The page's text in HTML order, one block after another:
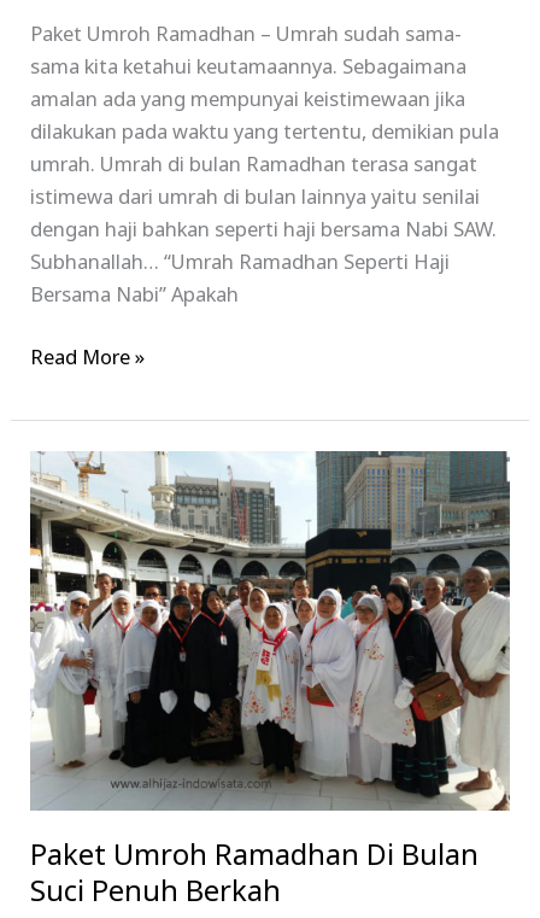
Paket Umroh Ramadhan – Umrah sudah sama-
sama kita ketahui keutamaannya. Sebagaimana
amalan ada yang mempunyai keistimewaan jika
dilakukan pada waktu yang tertentu, demikian pula
umrah. Umrah di bulan Ramadhan terasa sangat
istimewa dari umrah di bulan lainnya yaitu senilai
dengan haji bahkan seperti haji bersama Nabi SAW.
Subhanallah… “Umrah Ramadhan Seperti Haji
Bersama Nabi” Apakah
Read More »
Paket Umroh Ramadhan Di Bulan
Suci Penuh Berkah
Paket
Umroh
Ramadhan
Di
Bulan
Suci
Penuh
Berkah